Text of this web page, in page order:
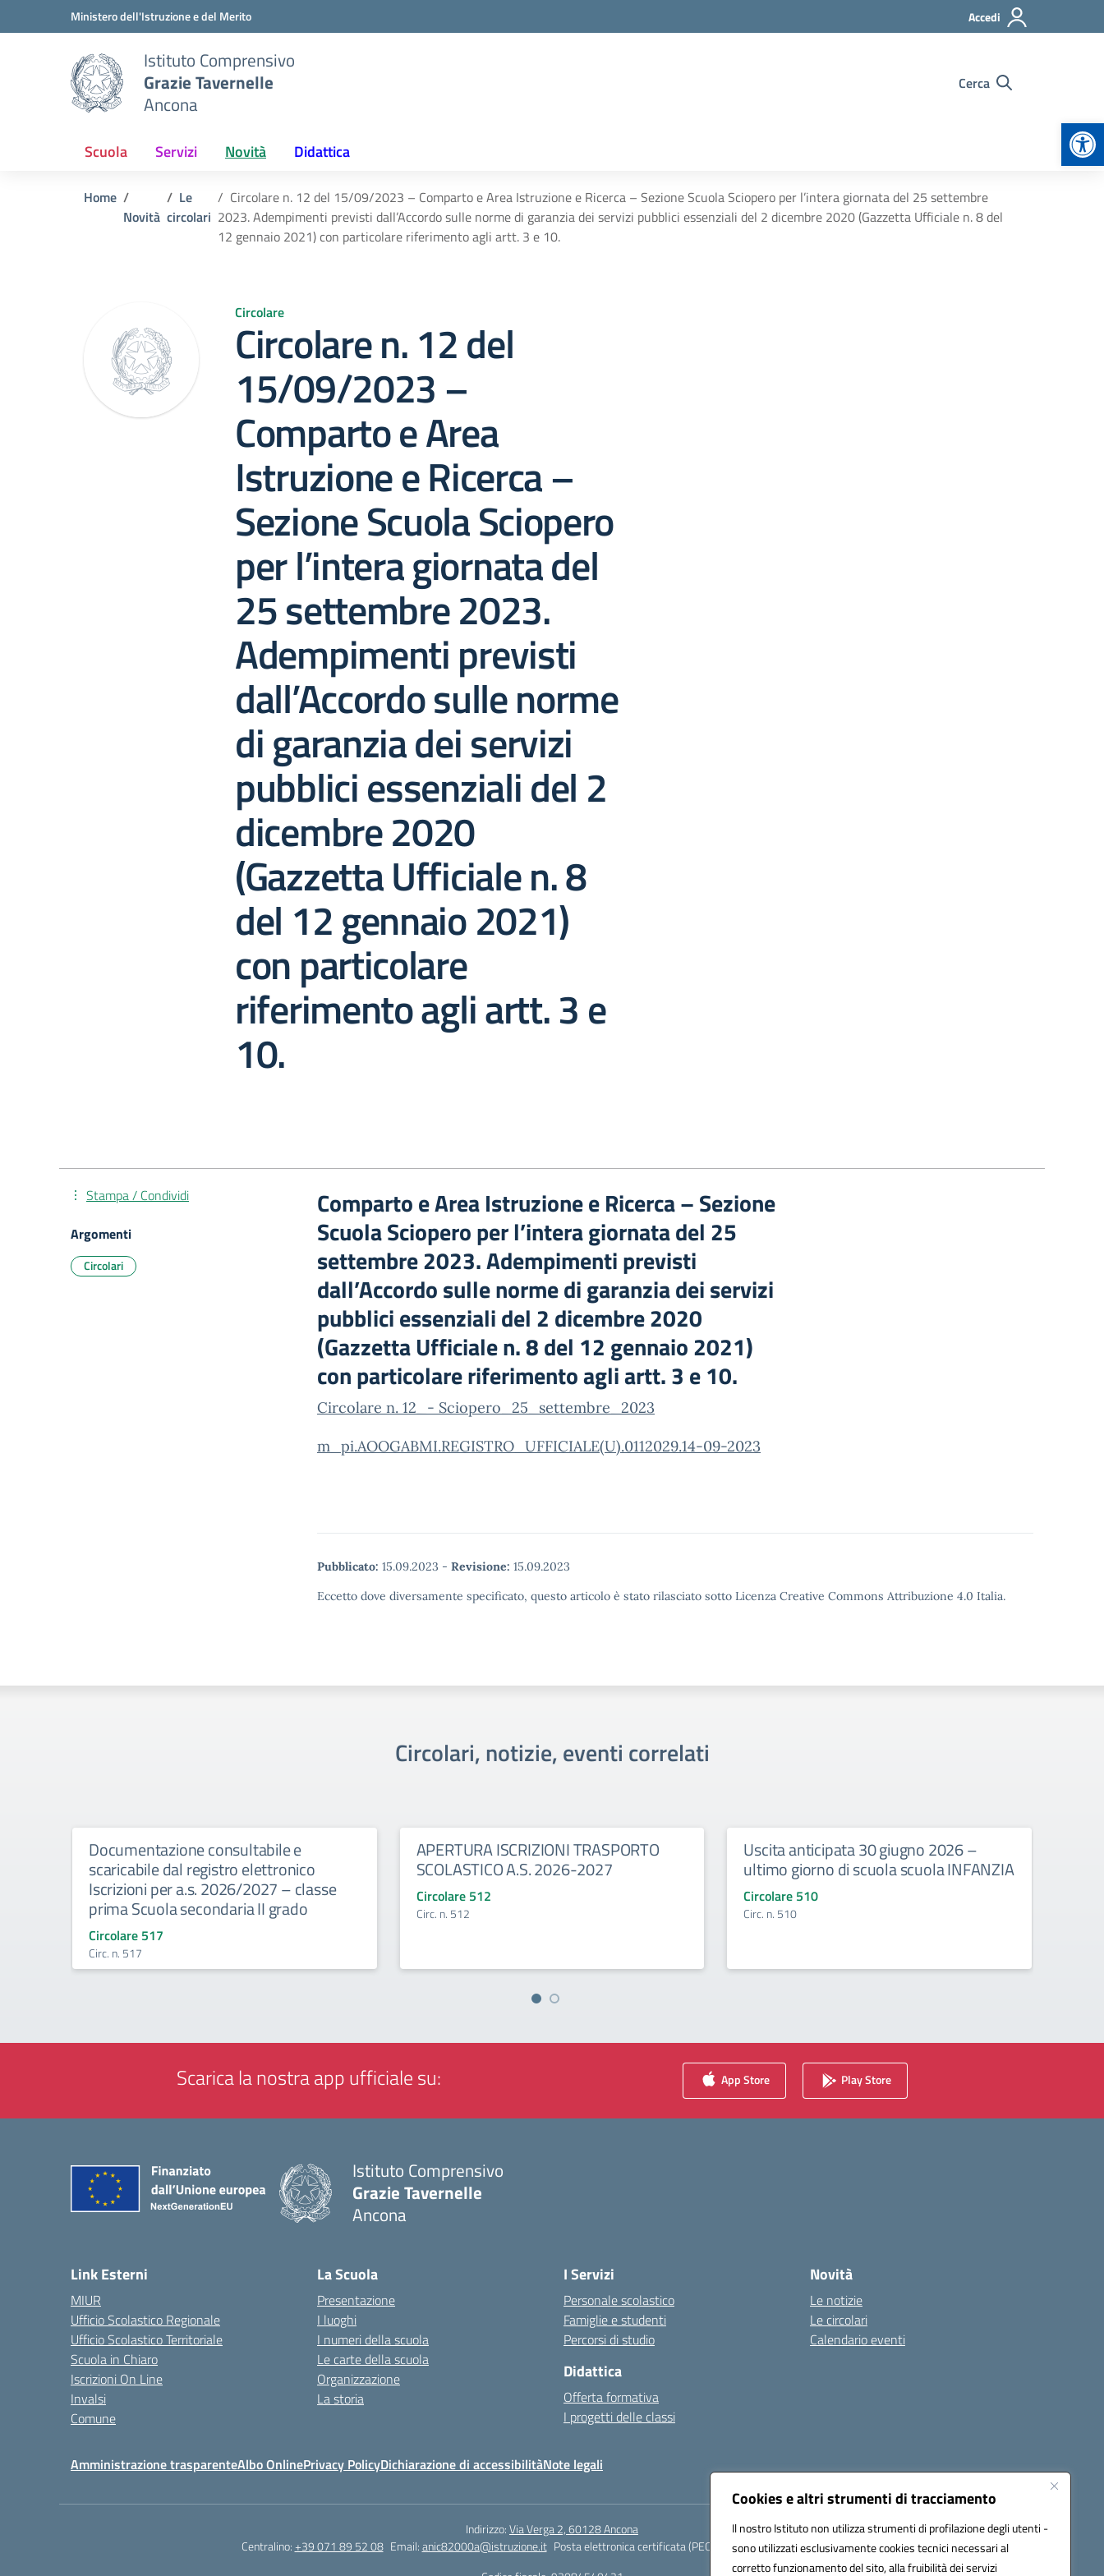
Cookies e altri strumenti di tracciamento
Il nostro Istituto non utilizza strumenti di profilazione degli utenti -
sono utilizzati esclusivamente cookies tecnici necessari al
corretto funzionamento del sito, alla fruibilità dei servizi
Vai ai contenuti
Vai al menu di navigazioneMinistero dell'Istruzione e del Merito Accedi
Istituto Comprensivo
Grazie Tavernelle
Ancona
Cerca
Scuola Servizi Novità Didattica
Home
Novità
Le
circolari
Circolare n. 12 del 15/09/2023 – Comparto e Area Istruzione e Ricerca – Sezione Scuola Sciopero per l’intera giornata del 25 settembre
2023. Adempimenti previsti dall’Accordo sulle norme di garanzia dei servizi pubblici essenziali del 2 dicembre 2020 (Gazzetta Ufficiale n. 8 del
12 gennaio 2021) con particolare riferimento agli artt. 3 e 10.
Circolare
Circolare n. 12 del
15/09/2023 –
Comparto e Area
Istruzione e Ricerca –
Sezione Scuola Sciopero
per l’intera giornata del
25 settembre 2023.
Adempimenti previsti
dall’Accordo sulle norme
di garanzia dei servizi
pubblici essenziali del 2
dicembre 2020
(Gazzetta Ufficiale n. 8
del 12 gennaio 2021)
con particolare
riferimento agli artt. 3 e
10.
Comparto e Area Istruzione e Ricerca – Sezione
Scuola Sciopero per l’intera giornata del 25
settembre 2023. Adempimenti previsti
dall’Accordo sulle norme di garanzia dei servizi
pubblici essenziali del 2 dicembre 2020
(Gazzetta Ufficiale n. 8 del 12 gennaio 2021)
con particolare riferimento agli artt. 3 e 10.
Circolare n. 12_- Sciopero_25_settembre_2023
m_pi.AOOGABMI.REGISTRO_UFFICIALE(U).0112029.14-09-2023
Pubblicato: 15.09.2023 - Revisione: 15.09.2023
Eccetto dove diversamente specificato, questo articolo è stato rilasciato sotto Licenza Creative Commons Attribuzione 4.0 Italia.
Stampa / Condividi
Argomenti
Circolari
Circolari, notizie, eventi correlati
Documentazione consultabile e
scaricabile dal registro elettronico
Iscrizioni per a.s. 2026/2027 – classe
prima Scuola secondaria II grado
Circolare 517
Circ. n. 517
APERTURA ISCRIZIONI TRASPORTO
SCOLASTICO A.S. 2026-2027
Circolare 512
Circ. n. 512
Uscita anticipata 30 giugno 2026 –
ultimo giorno di scuola scuola INFANZIA
Circolare 510
Circ. n. 510
Scarica la nostra app ufficiale su: App Store Play Store
Istituto Comprensivo
Grazie Tavernelle
Ancona
Link Esterni
MIUR
Ufficio Scolastico Regionale
Ufficio Scolastico Territoriale
Scuola in Chiaro
Iscrizioni On Line
Invalsi
Comune
La Scuola
Presentazione
I luoghi
I numeri della scuola
Le carte della scuola
Organizzazione
La storia
I Servizi
Personale scolastico
Famiglie e studenti
Percorsi di studio
Didattica
Offerta formativa
I progetti delle classi
Novità
Le notizie
Le circolari
Calendario eventi
Amministrazione trasparenteAlbo OnlinePrivacy PolicyDichiarazione di accessibilitàNote legali
Indirizzo:Via Verga 2, 60128 Ancona
Centralino:+39 071 89 52 08 Email:anic82000a@istruzione.it Posta elettronica certificata (PEC):
anic82000a@pec.istruzione.it